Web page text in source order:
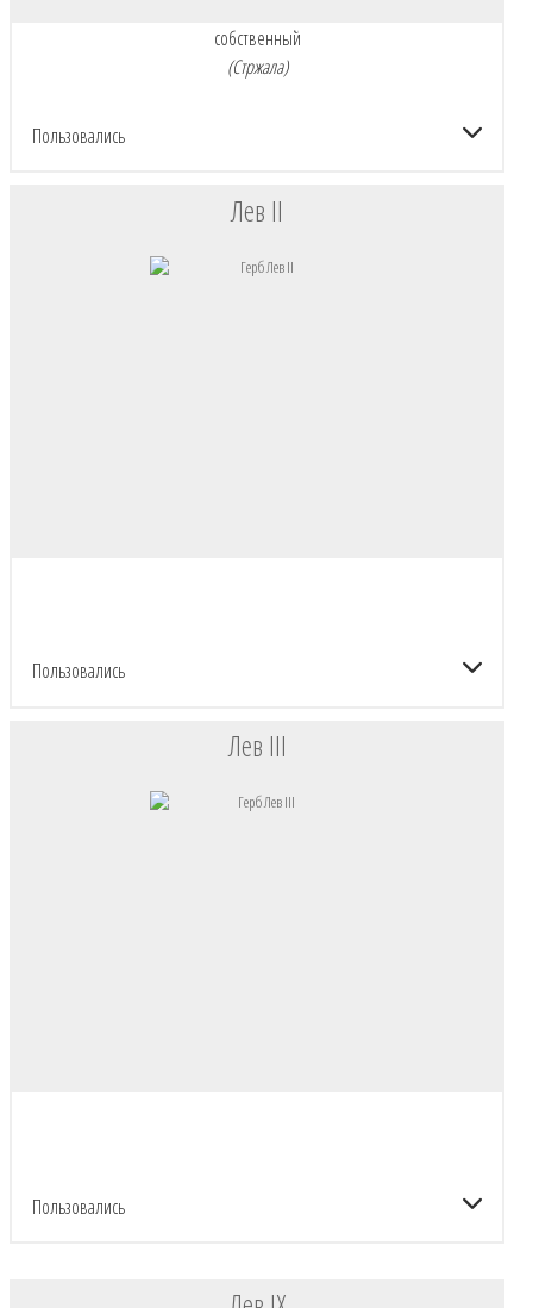
собственный
(Стржала)
Пользовались
Лев II
Пользовались
Лев III
Пользовались